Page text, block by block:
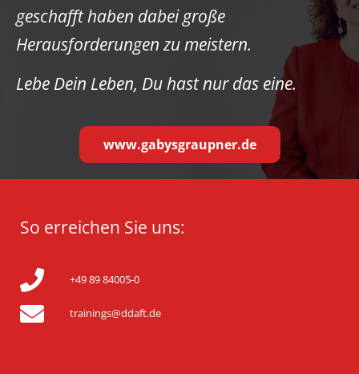
geschafft haben dabei große
Herausforderungen zu meistern.
Lebe Dein Leben, Du hast nur das eine.
www.gabysgraupner.de
So erreichen Sie uns:
+49 89 84005-0
trainings@ddaft.de